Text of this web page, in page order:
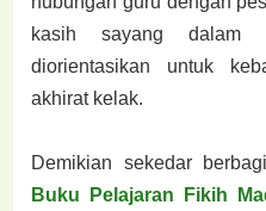
kasih sayang dalam
diorientasikan untuk
akhirat kelak.
Demikian sekedar
Buku Pelajaran Fikih